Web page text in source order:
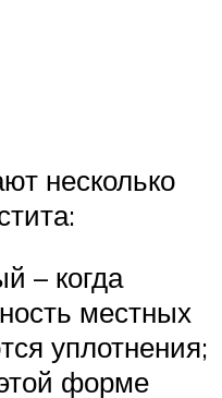
несколько
– когда
местных
уплотнения;
форме